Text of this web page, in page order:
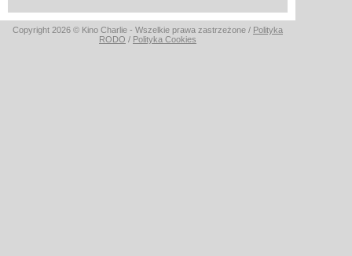
Copyright 2026 © Kino Charlie - Wszelkie prawa zastrzeżone / Polityka
RODO / Polityka Cookies